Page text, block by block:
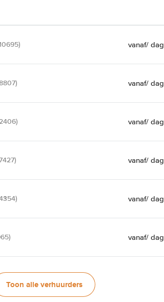
vanaf/ dag
vanaf/ dag
vanaf/ dag
vanaf/ dag
vanaf/ dag
vanaf/ dag
Toon alle verhuurders